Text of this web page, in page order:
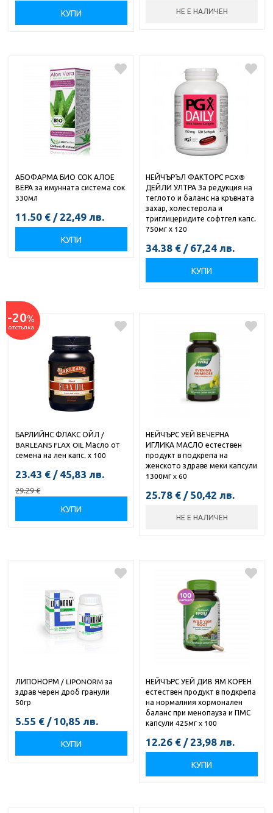
КУПИ НЕ Е НАЛИЧЕН
АБОФАРМА БИО СОК АЛОЕ
ВЕРА за имунната система сок
330мл
11.50 € / 22,49 лв.
КУПИ
НЕЙЧЪРЪЛ ФАКТОРС PGX®
ДЕЙЛИ УЛТРА За редукция на
теглото и баланс на кръвната
захар, холестерола и
триглицеридите софтгел капс.
750мг х 120
34.38 € / 67,24 лв.
КУПИ
-20%
отстъпка
БАРЛИЙНС ФЛАКС ОЙЛ /
BARLEANS FLAX OIL Масло от
семена на лен капс. х 100
23.43 € / 45,83 лв.
29.29€
КУПИ
НЕЙЧЪРС УЕЙ ВЕЧЕРНА
ИГЛИКА МАСЛО естествен
продукт в подкрепа на
женското здраве меки капсули
1300мг x 60
25.78 € / 50,42 лв.
НЕ Е НАЛИЧЕН
ЛИПОНОРМ / LIPONORM за
здрав черен дроб гранули
50гр
5.55 € / 10,85 лв.
КУПИ
НЕЙЧЪРС УЕЙ ДИВ ЯМ КОРЕН
естествен продукт в подкрепа
на нормалния хормонален
баланс при менопауза и ПМС
капсули 425мг x 100
12.26 € / 23,98 лв.
КУПИ